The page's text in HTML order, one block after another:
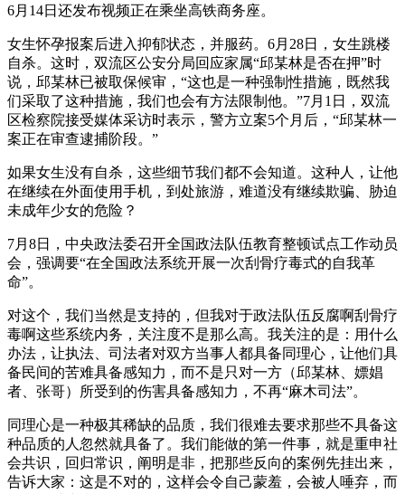
6月14日还发布视频正在乘坐高铁商务座。
女生怀孕报案后进入抑郁状态，并服药。6月28日，女生跳楼
自杀。这时，双流区公安分局回应家属“邱某林是否在押”时
说，邱某林已被取保候审，“这也是一种强制性措施，既然我
们采取了这种措施，我们也会有方法限制他。”7月1日，双流
区检察院接受媒体采访时表示，警方立案5个月后，“邱某林一
案正在审查逮捕阶段。”
如果女生没有自杀，这些细节我们都不会知道。这种人，让他
在继续在外面使用手机，到处旅游，难道没有继续欺骗、胁迫
未成年少女的危险？
7月8日，中央政法委召开全国政法队伍教育整顿试点工作动员
会，强调要“在全国政法系统开展一次刮骨疗毒式的自我革
命”。
对这个，我们当然是支持的，但我对于政法队伍反腐啊刮骨疗
毒啊这些系统内务，关注度不是那么高。我关注的是：用什么
办法，让执法、司法者对双方当事人都具备同理心，让他们具
备民间的苦难具备感知力，而不是只对一方（邱某林、嫖娼
者、张哥）所受到的伤害具备感知力，不再“麻木司法”。
同理心是一种极其稀缺的品质，我们很难去要求那些不具备这
种品质的人忽然就具备了。我们能做的第一件事，就是重申社
会共识，回归常识，阐明是非，把那些反向的案例先挂出来，
告诉大家：这是不对的，这样会令自己蒙羞，会被人唾弃，而